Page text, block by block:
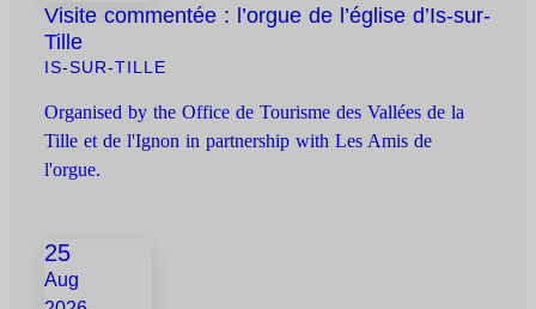
Visite commentée : l’orgue de l’église d’Is-sur-
Tille
IS-SUR-TILLE
Organised by the Office de Tourisme des Vallées de la
Tille et de l'Ignon in partnership with Les Amis de
l'orgue.
25
Aug